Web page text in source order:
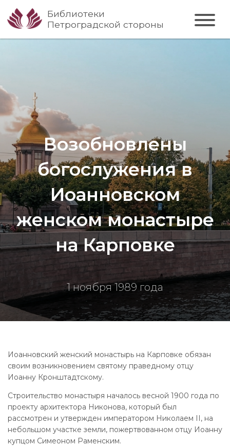
Библиотеки
Петроградской стороны
Возобновлены
богослужения в
Иоанновском
женском монастыре
на Карповке
1 ноября 1989 года
Иоанновский женский монастырь на Карповке обязан
своим возникновением святому праведному отцу
Иоанну Кронштадтскому.
Строительство монастыря началось весной 1900 года по
проекту архитектора Никонова, который был
рассмотрен и утвержден императором Николаем II, на
небольшом участке земли, пожертвованном отцу Иоанну
купцом Симеоном Раменским.